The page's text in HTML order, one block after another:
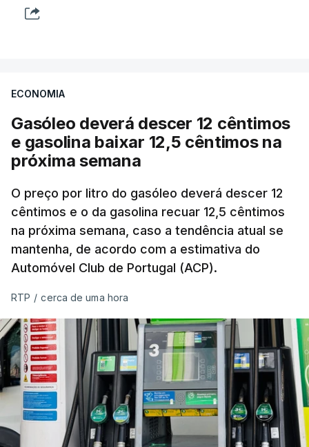
ECONOMIA
Gasóleo deverá descer 12 cêntimos
e gasolina baixar 12,5 cêntimos na
próxima semana
O preço por litro do gasóleo deverá descer 12
cêntimos e o da gasolina recuar 12,5 cêntimos
na próxima semana, caso a tendência atual se
mantenha, de acordo com a estimativa do
Automóvel Club de Portugal (ACP).
RTP / cerca de uma hora